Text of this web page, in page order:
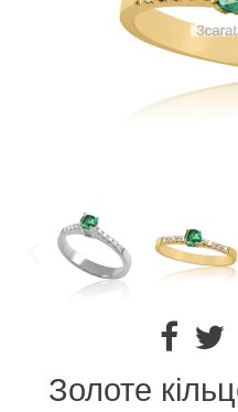
Золоте